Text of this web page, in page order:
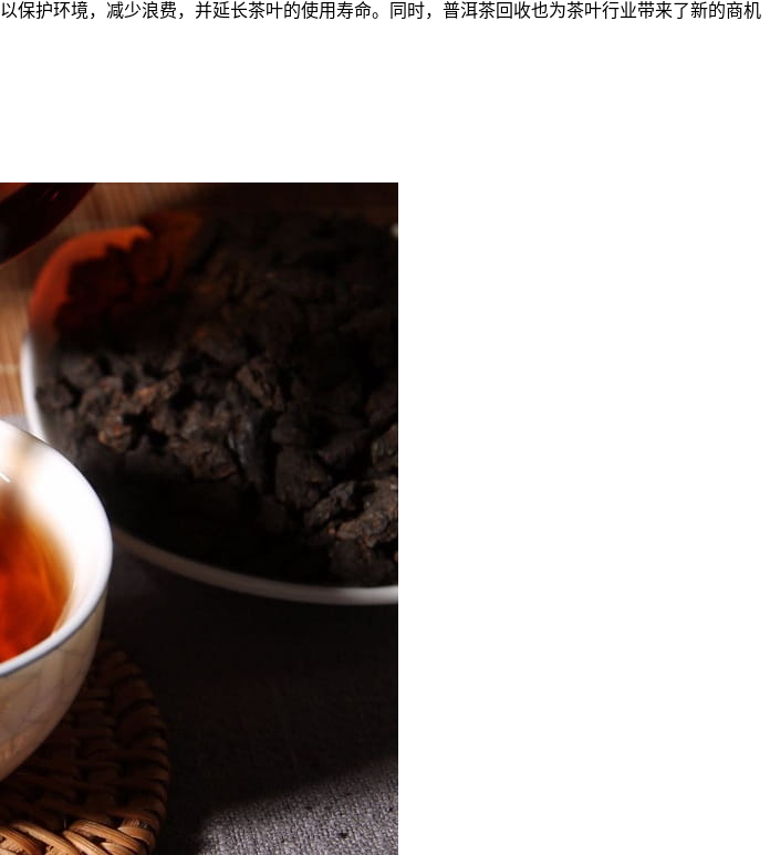
护环境，减少浪费，并延长茶叶的使用寿命。同时，普洱茶回收也为茶叶行业带来了新的商机